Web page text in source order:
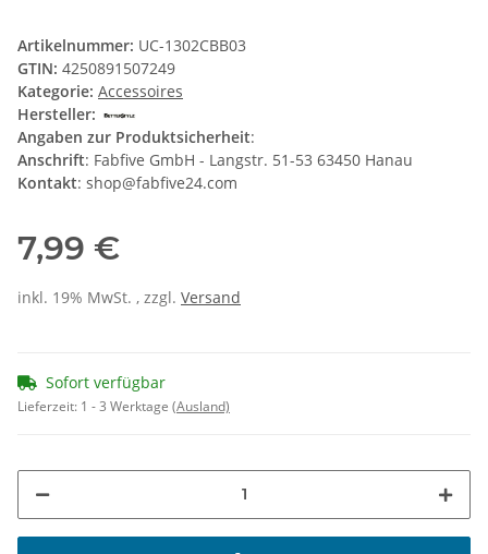
Artikelnummer: UC-1302CBB03
GTIN: 4250891507249
Kategorie: Accessoires
Hersteller:
Angaben zur Produktsicherheit:
Anschrift: Fabfive GmbH - Langstr. 51-53 63450 Hanau
Kontakt: shop@fabfive24.com
7,99 €
inkl. 19% MwSt. , zzgl. Versand
Sofort verfügbar
Lieferzeit: 1 - 3 Werktage (Ausland)